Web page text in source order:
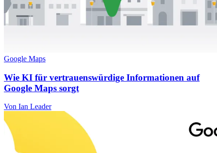
Google Maps
Wie KI für vertrauenswürdige Informationen auf
Google Maps sorgt
Von Ian Leader